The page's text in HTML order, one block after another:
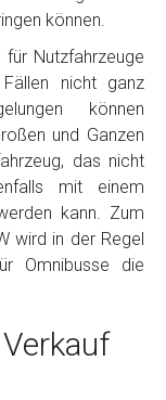
können.
für Nutzfahrzeuge
nicht ganz
können
und Ganzen
das nicht
mit einem
kann. Zum
wird in der Regel
Omnibusse die